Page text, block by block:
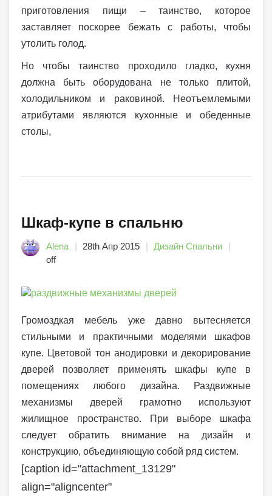
приготовления пищи – таинство, которое
заставляет поскорее бежать с работы, чтобы
утолить голод.
Но чтобы таинство проходило гладко, кухня
должна быть оборудована не только плитой,
холодильником и раковиной. Неотъемлемыми
атрибутами являются кухонные и обеденные
столы,
Шкаф-купе в спальню
Alena 28th Апр 2015
Дизайн Спальни
off
Громоздкая мебель уже давно вытесняется
стильными и практичными моделями шкафов
купе. Цветовой тон анодировки и декорирование
дверей позволяет применять шкафы купе в
помещениях любого дизайна. Раздвижные
механизмы дверей грамотно используют
жилищное пространство. При выборе шкафа
следует обратить внимание на дизайн и
конструкцию, объединяющую собой ряд систем.
[caption id="attachment_13129"
align="aligncenter"